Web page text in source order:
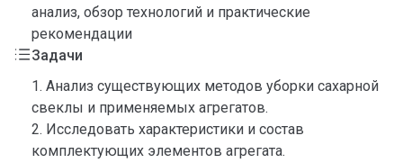
анализ, обзор технологий и практические
рекомендации
Задачи
1. Анализ существующих методов уборки сахарной
свеклы и применяемых агрегатов.
2. Исследовать характеристики и состав
комплектующих элементов агрегата.